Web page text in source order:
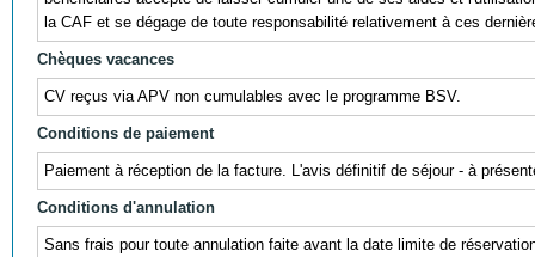
la CAF et se dégage de toute responsabilité relativement à ces
Chèques vacances
CV reçus via APV non cumulables avec le programme BSV.
Conditions de paiement
Paiement à réception de la facture. L'avis définitif de séjour - à
Conditions d'annulation
Sans frais pour toute annulation faite avant la date limite de